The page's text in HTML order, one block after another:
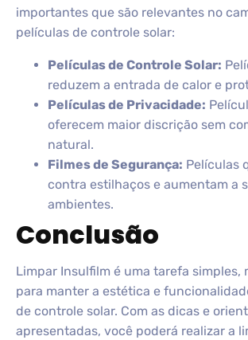
importantes que são relevantes no
películas de controle solar:
Películas de Controle Solar:
reduzem a entrada de calor e
Películas de Privacidade:
oferecem maior discrição sem
natural.
Filmes de Segurança: Películas
contra estilhaços e aumentam a
ambientes.
Conclusão
Limpar Insulfilm é uma tarefa simples,
para manter a estética e
de controle solar. Com as dicas e
apresentadas, você poderá realizar a